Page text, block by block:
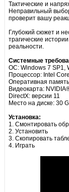
Тактические и
Неправильный
проверит вашу
Глубокий сюжет и
трагические
реальности.
Системные
ОС: Windows 7 SP1,
Процессор: Intel
Оперативная
Видеокарта:
DirectX: версии 11
Место на диске: 30
Установка:
1. Смонтировать
2. Установить
3. Скопировать
4. Играть